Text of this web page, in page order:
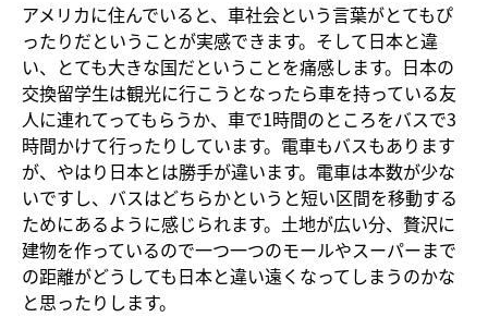
アメリカに住んでいると、車社会という言葉がとてもぴ
ったりだということが実感できます。そして日本と違
い、とても大きな国だということを痛感します。日本の
交換留学生は観光に行こうとなったら車を持っている友
人に連れてってもらうか、車で1時間のところをバスで3
時間かけて行ったりしています。電車もバスもあります
が、やはり日本とは勝手が違います。電車は本数が少な
いですし、バスはどちらかというと短い区間を移動する
ためにあるように感じられます。土地が広い分、贅沢に
建物を作っているので一つ一つのモールやスーパーまで
の距離がどうしても日本と違い遠くなってしまうのかな
と思ったりします。